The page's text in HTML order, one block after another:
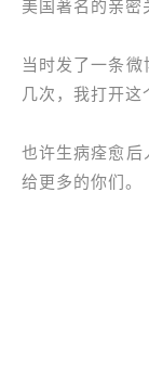
美国著名的亲
当时发了一条
几次，我打开这
也许生病痊愈后
给更多的你们。